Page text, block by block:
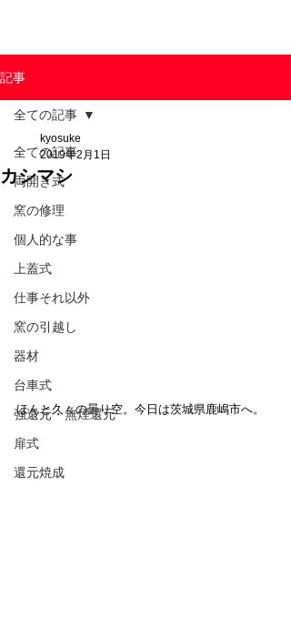
記事
全ての記事
両開き式
窯の修理
個人的な事
上蓋式
仕事それ以外
窯の引越し
器材
台車式
強還元・無煙還元
扉式
還元焼成
全ての記事
カシマシ
kyosuke
2019年2月1日
ほんと久々の曇り空。今日は茨城県鹿嶋市へ。